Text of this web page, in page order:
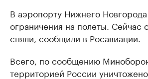
В аэропорту Нижнего
ограничения на полеты. Сейчас
сняли, сообщили в Росавиации.
Всего, по сообщению
территорией России